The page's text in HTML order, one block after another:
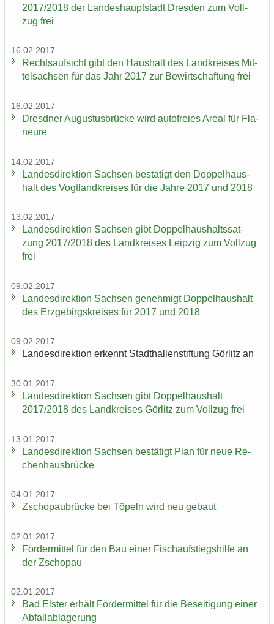
2017/2018 der Lan­des­haupt­stadt Dres­den zum Voll­
zug frei
16.02.2017
Rechts­auf­sicht gibt den Haus­halt des Land­krei­ses Mit­
tel­sach­sen für das Jahr 2017 zur Be­wirt­schaf­tung frei
16.02.2017
Dresd­ner Au­gus­tus­brü­cke wird au­to­frei­es Areal für Fla­
neu­re
14.02.2017
Lan­des­di­rek­ti­on Sach­sen be­stä­tigt den Dop­pel­haus­
halt des Vogt­land­krei­ses für die Jahre 2017 und 2018
13.02.2017
Lan­des­di­rek­ti­on Sach­sen gibt Dop­pel­haus­halts­sat­
zung 2017/2018 des Land­krei­ses Leip­zig zum Voll­zug
frei
09.02.2017
Lan­des­di­rek­ti­on Sach­sen ge­neh­migt Dop­pel­haus­halt
des Erz­ge­birgs­krei­ses für 2017 und 2018
09.02.2017
Lan­des­di­rek­ti­on er­kennt Stadt­hal­len­stif­tung Gör­litz an
30.01.2017
Lan­des­di­rek­ti­on Sach­sen gibt Dop­pel­haus­halt
2017/2018 des Land­krei­ses Gör­litz zum Voll­zug frei
13.01.2017
Lan­des­di­rek­ti­on Sach­sen be­stä­tigt Plan für neue Re­
chen­haus­brü­cke
04.01.2017
Zscho­pau­brü­cke bei Tö­peln wird neu ge­baut
02.01.2017
För­der­mit­tel für den Bau einer Fisch­auf­stiegs­hil­fe an
der Zscho­pau
02.01.2017
Bad Els­ter er­hält För­der­mit­tel für die Be­sei­ti­gung einer
Ab­fall­ab­la­ge­rung